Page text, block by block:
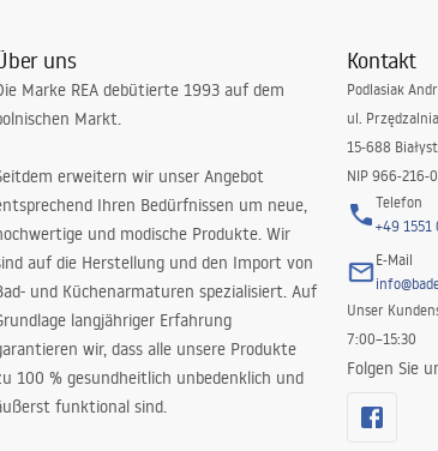
uns
Marke REA debütierte 1993 auf dem
Markt.
erweitern wir unser Angebot
Ihren Bedürfnissen um neue,
und modische Produkte. Wir
auf die Herstellung und den Import von
und Küchenarmaturen spezialisiert. Auf
langjähriger Erfahrung
wir, dass alle unsere Produkte
100 % gesundheitlich unbedenklich und
funktional sind.
Kontakt
Podlasiak
ul.
15-688
NIP 966-216-
Telefon
+49 1551
E-Mail
Unser
7:00–15:30
Folgen Sie